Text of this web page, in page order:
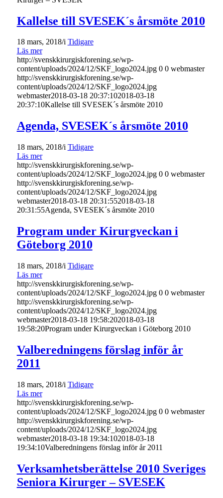
Kallelse till SVESEK´s årsmöte 2010
18 mars, 2018/i Tidigare
Läs mer
http://svenskkirurgiskforening.se/wp-
content/uploads/2024/12/SKF_logo2024.jpg 0 0 webmaster
http://svenskkirurgiskforening.se/wp-
content/uploads/2024/12/SKF_logo2024.jpg
webmaster2018-03-18 20:37:102018-03-18
20:37:10Kallelse till SVESEK´s årsmöte 2010
Agenda, SVESEK´s årsmöte 2010
18 mars, 2018/i Tidigare
Läs mer
http://svenskkirurgiskforening.se/wp-
content/uploads/2024/12/SKF_logo2024.jpg 0 0 webmaster
http://svenskkirurgiskforening.se/wp-
content/uploads/2024/12/SKF_logo2024.jpg
webmaster2018-03-18 20:31:552018-03-18
20:31:55Agenda, SVESEK´s årsmöte 2010
Program under Kirurgveckan i
Göteborg 2010
18 mars, 2018/i Tidigare
Läs mer
http://svenskkirurgiskforening.se/wp-
content/uploads/2024/12/SKF_logo2024.jpg 0 0 webmaster
http://svenskkirurgiskforening.se/wp-
content/uploads/2024/12/SKF_logo2024.jpg
webmaster2018-03-18 19:58:202018-03-18
19:58:20Program under Kirurgveckan i Göteborg 2010
Valberedningens förslag inför år
2011
18 mars, 2018/i Tidigare
Läs mer
http://svenskkirurgiskforening.se/wp-
content/uploads/2024/12/SKF_logo2024.jpg 0 0 webmaster
http://svenskkirurgiskforening.se/wp-
content/uploads/2024/12/SKF_logo2024.jpg
webmaster2018-03-18 19:34:102018-03-18
19:34:10Valberedningens förslag inför år 2011
Verksamhetsberättelse 2010 Sveriges
Seniora Kirurger – SVESEK